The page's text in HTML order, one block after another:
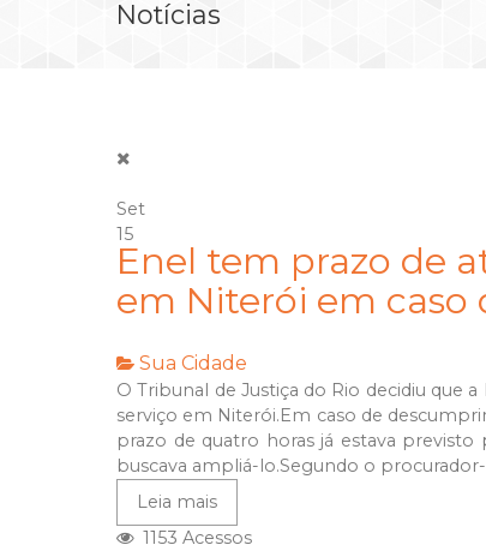
Notícias
Set
15
Enel tem prazo de
em Niterói em caso
Sua Cidade
O Tribunal de Justiça do Rio decidiu que
serviço em Niterói.Em caso de
prazo de quatro horas já estava previsto
buscava ampliá-lo.Segundo o procurador-
Leia mais
1153 Acessos